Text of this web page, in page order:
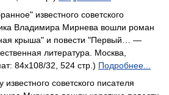
известного советского
Владимира Мирнева вошли роман
крыша" и повести "Первый… —
литература. Москва,
84x108/32, 524 стр.) Подробнее...
известного советского писателя